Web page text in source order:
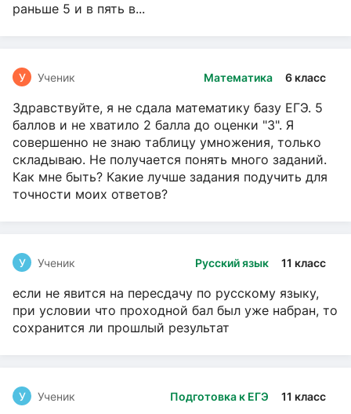
раньше 5 и в пять в...
Математика 6 класс
У Ученик
Здравствуйте, я не сдала математику базу ЕГЭ. 5
баллов и не хватило 2 балла до оценки "3". Я
совершенно не знаю таблицу умножения, только
складываю. Не получается понять много заданий.
Как мне быть? Какие лучше задания подучить для
точности моих ответов?
Русский язык 11 класс
У Ученик
если не явится на пересдачу по русскому языку,
при условии что проходной бал был уже набран, то
сохранится ли прошлый результат
Подготовка к ЕГЭ 11 класс
У Ученик